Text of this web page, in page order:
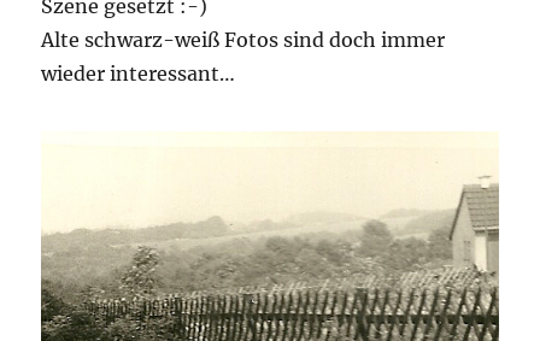
Szene gesetzt :-)
Alte schwarz-weiß Fotos sind doch immer
wieder interessant…